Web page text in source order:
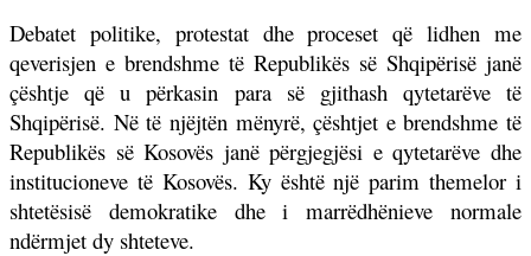
Debatet politike, protestat dhe proceset që lidhen me
qeverisjen e brendshme të Republikës së Shqipërisë janë
çështje që u përkasin para së gjithash qytetarëve të
Shqipërisë. Në të njëjtën mënyrë, çështjet e brendshme të
Republikës së Kosovës janë përgjegjësi e qytetarëve dhe
institucioneve të Kosovës. Ky është një parim themelor i
shtetësisë demokratike dhe i marrëdhënieve normale
ndërmjet dy shteteve.